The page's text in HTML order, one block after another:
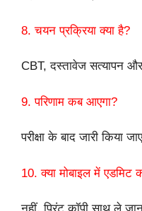
8. चयन प्रक्रिया क्या है?
CBT, दस्तावेज सत्यापन
9. परिणाम कब आएगा?
परीक्षा के बाद जारी किया
10. क्या मोबाइल में एडमिट